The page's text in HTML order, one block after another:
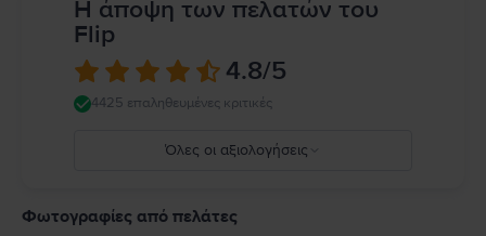
Η άποψη των πελατών του
Flip
4.8/5
4425 επαληθευμένες κριτικές
Όλες οι αξιολογήσεις
4
Φωτογραφίες από πελάτες